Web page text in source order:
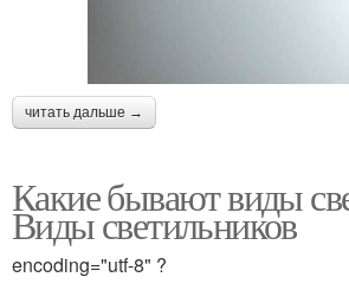
читать дальше →
Какие бывают виды
Виды светильников
encoding="utf-8" ?